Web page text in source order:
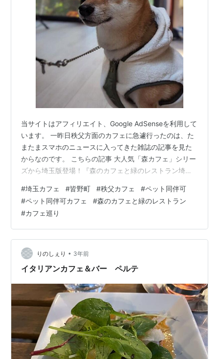
当サイトはアフィリエイト、Google AdSenseを利用して
います。 一昨日秩父方面のカフェに急遽行ったのは、た
またまスマホのニュースに入ってきた雑誌の記事を見た
からなのです。 こちらの記事 大人気「森カフェ」シリー
ズから埼玉版登場！『森のカフェと緑のレストラン埼玉
社のプレスリリース 新しく刊行された雑誌はこちら リン
ク こちらの記事に載っていた3つのカフェのうち2つは既
に訪問済みだったので（下のほうで紹介してます）、
「雑誌を見て来ました」と混雑しないうちに行ってみよ
うか？となり、早速訪問した次第です。 Cafe 水のほとり
皆野町…
#埼玉カフェ #皆野町 #秩父カフェ #ペット同伴可
#ペット同伴可カフェ #森のカフェと緑のレストラン
#カフェ巡り
りのしぇり • 3年前
イタリアンカフェ＆バー ペルテ